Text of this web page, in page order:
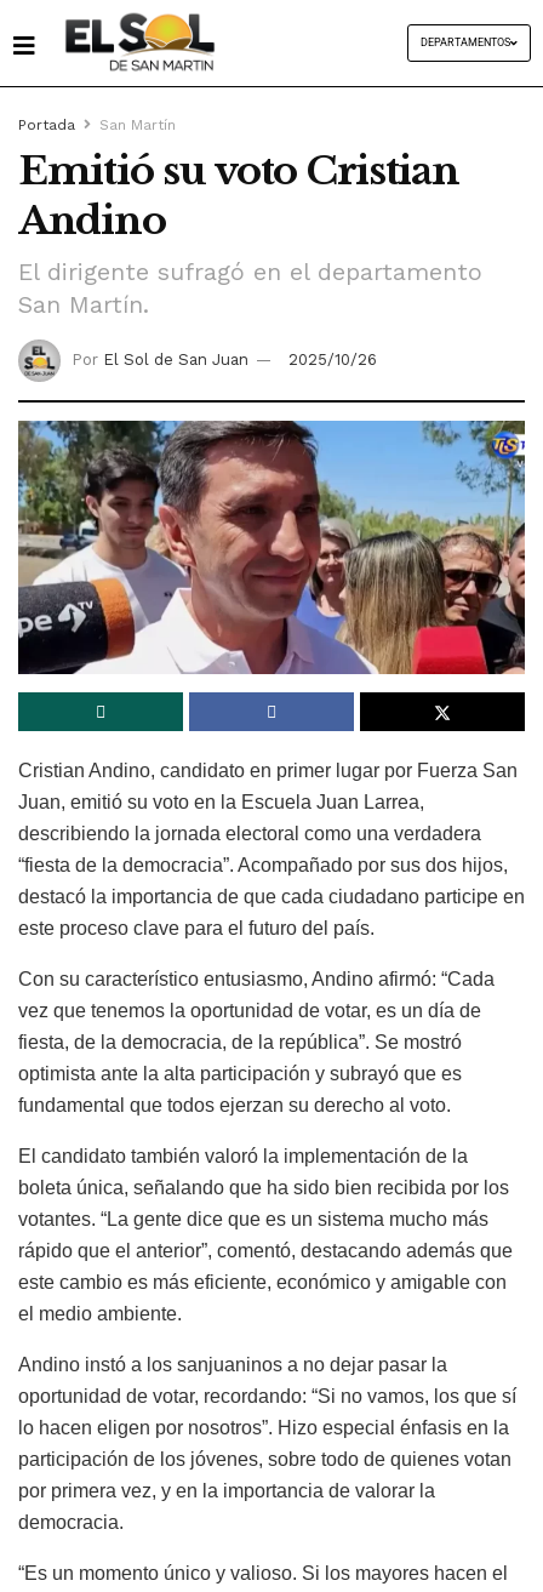
DEPARTAMENTOS
Portada San Martín
Emitió su voto Cristian
Andino
El dirigente sufragó en el departamento
San Martín.
Por El Sol de San Juan 2025/10/26
Cristian Andino, candidato en primer lugar por Fuerza San
Juan, emitió su voto en la Escuela Juan Larrea,
describiendo la jornada electoral como una verdadera
“fiesta de la democracia”. Acompañado por sus dos hijos,
destacó la importancia de que cada ciudadano participe en
este proceso clave para el futuro del país.
Con su característico entusiasmo, Andino afirmó: “Cada
vez que tenemos la oportunidad de votar, es un día de
fiesta, de la democracia, de la república”. Se mostró
optimista ante la alta participación y subrayó que es
fundamental que todos ejerzan su derecho al voto.
El candidato también valoró la implementación de la
boleta única, señalando que ha sido bien recibida por los
votantes. “La gente dice que es un sistema mucho más
rápido que el anterior”, comentó, destacando además que
este cambio es más eficiente, económico y amigable con
el medio ambiente.
Andino instó a los sanjuaninos a no dejar pasar la
oportunidad de votar, recordando: “Si no vamos, los que sí
lo hacen eligen por nosotros”. Hizo especial énfasis en la
participación de los jóvenes, sobre todo de quienes votan
por primera vez, y en la importancia de valorar la
democracia.
“Es un momento único y valioso. Si los mayores hacen el